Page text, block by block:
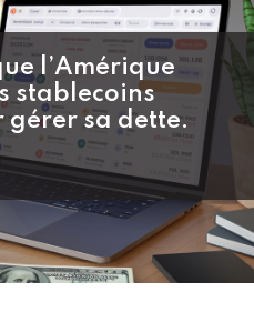
l’Amérique
stablecoins
gérer sa dette.